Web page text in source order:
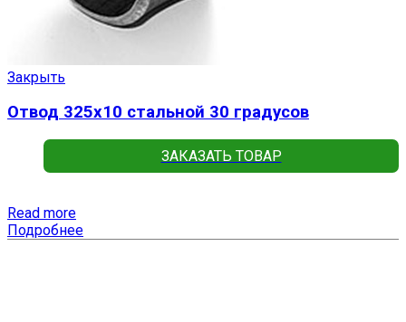
Закрыть
Отвод 325х10 стальной 30 градусов
ЗАКАЗАТЬ ТОВАР
Read more
Подробнее